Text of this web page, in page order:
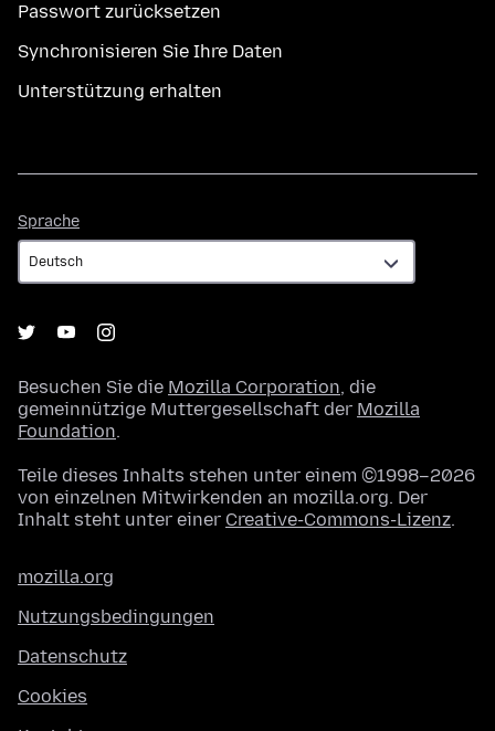
Passwort zurücksetzen
Synchronisieren Sie Ihre Daten
Unterstützung erhalten
Sprache
Besuchen Sie die Mozilla Corporation, die
gemeinnützige Muttergesellschaft der Mozilla
Foundation.
Teile dieses Inhalts stehen unter einem ©1998–2026
von einzelnen Mitwirkenden an mozilla.org. Der
Inhalt steht unter einer Creative-Commons-Lizenz.
mozilla.org
Nutzungsbedingungen
Datenschutz
Cookies